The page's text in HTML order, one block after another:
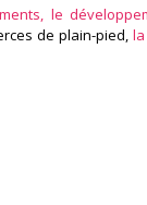
le
de plain-pied,